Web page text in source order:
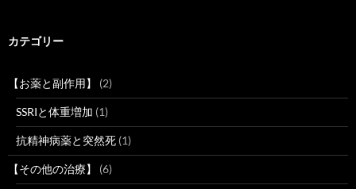
カテゴリー
【お薬と副作用】 (2)
SSRIと体重増加 (1)
抗精神病薬と突然死 (1)
【その他の治療】 (6)